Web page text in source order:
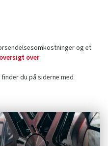
(ikke
Andet
og et
oversigt over
du på siderne med